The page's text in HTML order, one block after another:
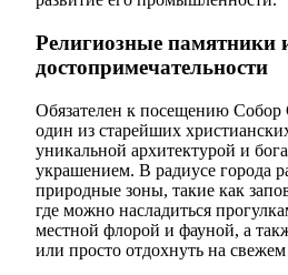
Религиозные памятники
достопримечательности
Обязателен к посещению Собор
один из старейших
уникальной архитектурой и
украшением. В радиусе города
природные зоны, такие как
где можно насладиться
местной флорой и фауной, а
или просто отдохнуть на свежем